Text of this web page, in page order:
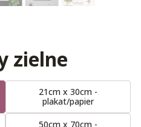
zielne
21cm x 30cm -
plakat/papier
50cm x 70cm -